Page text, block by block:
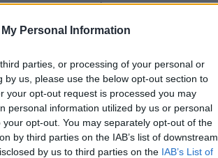
Personal Information
parties, or processing of your personal or
us, please use the below opt-out section to
your opt-out request is processed you may
personal information utilized by us or personal
opt-out. You may separately opt-out of the
by third parties on the IAB’s list of downstream
by us to third parties on the IAB’s List of
ait l'air présentable,
leur look. J'ai travaillé
dans une grande ville.
blouses blanches.
pouvaient pas s'y accrocher.
souvent ensemble après
ce salon était jeune, rapide et
des femmes plus âgées très